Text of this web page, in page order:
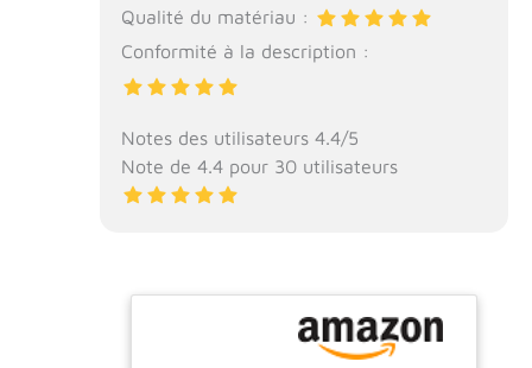
Qualité du matériau :
Conformité à la description :
Notes des utilisateurs 4.4/5
Note de 4.4 pour 30 utilisateurs